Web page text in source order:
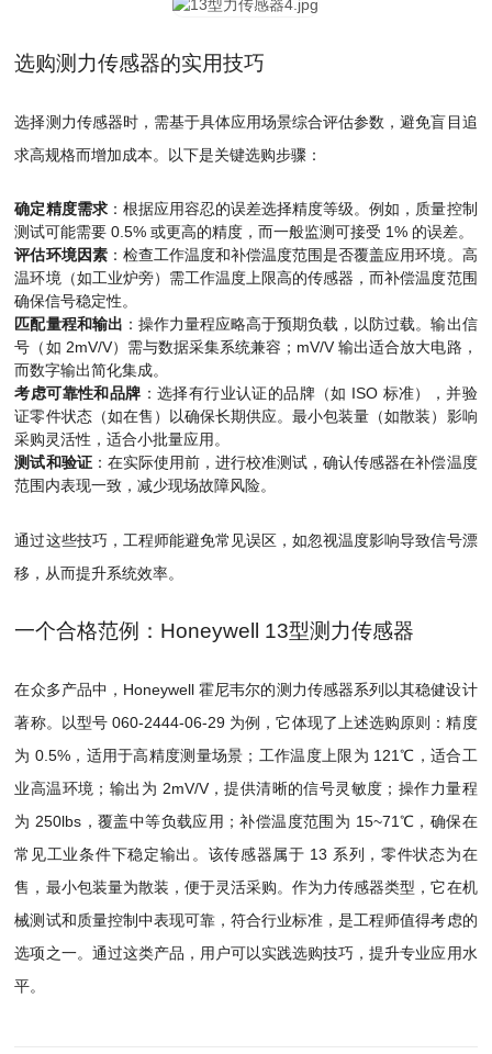
选购测力传感器的实用技巧
选择测力传感器时，需基于具体应用场景综合评估参数，避免盲目追
求高规格而增加成本。以下是关键选购步骤：
确定精度需求：根据应用容忍的误差选择精度等级。例如，质量控制
测试可能需要 0.5% 或更高的精度，而一般监测可接受 1% 的误差。
评估环境因素：检查工作温度和补偿温度范围是否覆盖应用环境。高
温环境（如工业炉旁）需工作温度上限高的传感器，而补偿温度范围
确保信号稳定性。
匹配量程和输出 ：操作力量程应略高于预期负载，以防过载。输出信
号（如 2mV/V）需与数据采集系统兼容；mV/V 输出适合放大电路，
而数字输出简化集成。
考虑可靠性和品牌 ：选择有行业认证的品牌（如 ISO 标准），并验
证零件状态（如在售）以确保长期供应。最小包装量（如散装）影响
采购灵活性，适合小批量应用。
测试和验证：在实际使用前，进行校准测试，确认传感器在补偿温度
范围内表现一致，减少现场故障风险。
通过这些技巧，工程师能避免常见误区，如忽视温度影响导致信号漂
移，从而提升系统效率。
一个合格范例：Honeywell 13型测力传感器
在众多产品中，Honeywell 霍尼韦尔的测力传感器系列以其稳健设计
著称。以型号 060-2444-06-29 为例，它体现了上述选购原则：精度
为 0.5%，适用于高精度测量场景；工作温度上限为 121℃，适合工
业高温环境；输出为 2mV/V，提供清晰的信号灵敏度；操作力量程
为 250lbs，覆盖中等负载应用；补偿温度范围为 15~71℃，确保在
常见工业条件下稳定输出。该传感器属于 13 系列，零件状态为在
售，最小包装量为散装，便于灵活采购。作为力传感器类型，它在机
械测试和质量控制中表现可靠，符合行业标准，是工程师值得考虑的
选项之一。通过这类产品，用户可以实践选购技巧，提升专业应用水
平。